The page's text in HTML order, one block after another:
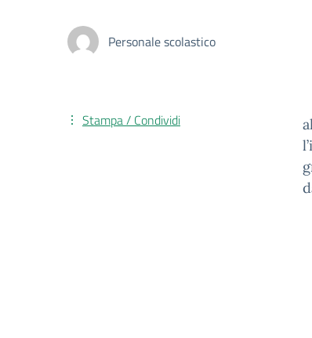
Personale scolastico
Stampa / Condividi